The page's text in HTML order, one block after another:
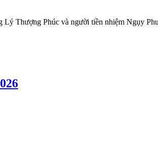
Thượng Phúc và người tiền nhiệm Ngụy